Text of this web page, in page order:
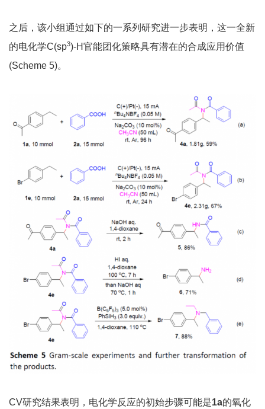
之后，该小组通过如下的一系列研究进一步表明，这一全新
的电化学C(sp3)-H官能团化策略具有潜在的合成应用价值
(Scheme 5)。
CV研究结果表明，电化学反应的初始步骤可能是1a的氧化